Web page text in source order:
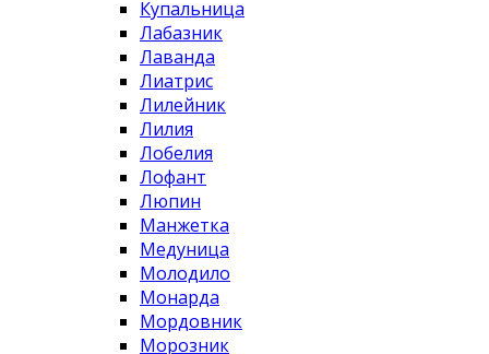
Купальница
Лабазник
Лаванда
Лиатрис
Лилейник
Лилия
Лобелия
Лофант
Люпин
Манжетка
Медуница
Молодило
Монарда
Мордовник
Морозник